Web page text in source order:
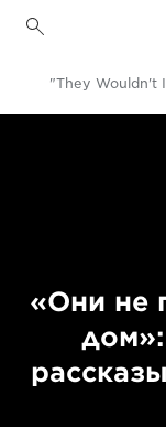
«Они не